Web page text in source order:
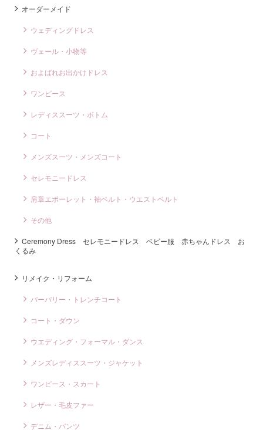
オーダーメイド
ウェディングドレス
ヴェール・小物等
およばれお出かけドレス
ワンピース
レディススーツ・ボトム
コート
メンズスーツ・メンズコート
セレモニードレス
肩章エポーレット・袖ベルト・ウエストベルト
その他
Ceremony Dress セレモニードレス ベビー服 赤ちゃんドレス お
くるみ
リメイク・リフォーム
バーバリー・トレンチコート
コート・ダウン
ウエディング・フォーマル・ダンス
メンズレディススーツ・ジャケット
ワンピース・スカート
レザー・毛皮ファー
デニム・パンツ